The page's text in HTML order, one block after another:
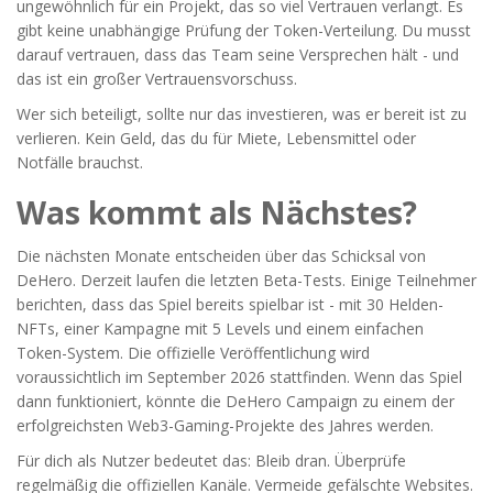
ungewöhnlich für ein Projekt, das so viel Vertrauen verlangt. Es
gibt keine unabhängige Prüfung der Token-Verteilung. Du musst
darauf vertrauen, dass das Team seine Versprechen hält - und
das ist ein großer Vertrauensvorschuss.
Wer sich beteiligt, sollte nur das investieren, was er bereit ist zu
verlieren. Kein Geld, das du für Miete, Lebensmittel oder
Notfälle brauchst.
Was kommt als Nächstes?
Die nächsten Monate entscheiden über das Schicksal von
DeHero. Derzeit laufen die letzten Beta-Tests. Einige Teilnehmer
berichten, dass das Spiel bereits spielbar ist - mit 30 Helden-
NFTs, einer Kampagne mit 5 Levels und einem einfachen
Token-System. Die offizielle Veröffentlichung wird
voraussichtlich im September 2026 stattfinden. Wenn das Spiel
dann funktioniert, könnte die DeHero Campaign zu einem der
erfolgreichsten Web3-Gaming-Projekte des Jahres werden.
Für dich als Nutzer bedeutet das: Bleib dran. Überprüfe
regelmäßig die offiziellen Kanäle. Vermeide gefälschte Websites.